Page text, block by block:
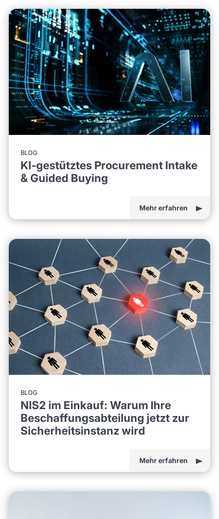
BLOG
KI-gestütztes Procurement Intake
& Guided Buying
Mehr erfahren
BLOG
NIS2 im Einkauf: Warum Ihre
Beschaffungsabteilung jetzt zur
Sicherheitsinstanz wird
Mehr erfahren